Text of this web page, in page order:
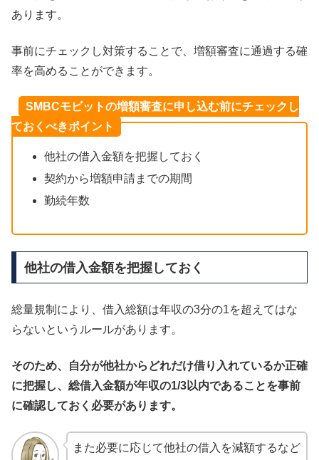
あります。
事前にチェックし対策することで、増額審査に通過する確
率を高めることができます。
SMBCモビットの増額審査に申し込む前にチェックし
ておくべきポイント
他社の借入金額を把握しておく
契約から増額申請までの期間
勤続年数
他社の借入金額を把握しておく
総量規制により、借入総額は年収の3分の1を超えてはな
らないというルールがあります。
そのため、自分が他社からどれだけ借り入れているか正確
に把握し、総借入金額が年収の1/3以内であることを事前
に確認しておく必要があります。
また必要に応じて他社の借入を減額するなど